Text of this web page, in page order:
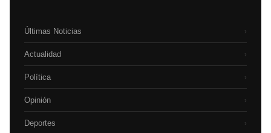
Últimas Noticias ›
Actualidad ›
Política ›
Opinión ›
Deportes ›